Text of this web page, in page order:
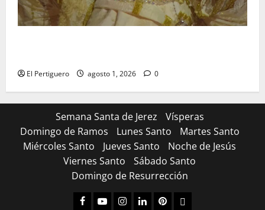
El Pertiguero agosto 1, 2026 0
Semana Santa de Jerez
Vísperas
Domingo de Ramos
Lunes Santo
Martes Santo
Miércoles Santo
Jueves Santo
Noche de Jesús
Viernes Santo
Sábado Santo
Domingo de Resurrección
Facebook
YoutubeInstagram
LinkedPinterestDribbble